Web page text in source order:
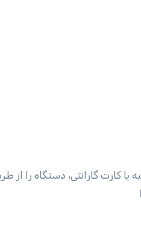
کارت گارانتی، دستگاه را از